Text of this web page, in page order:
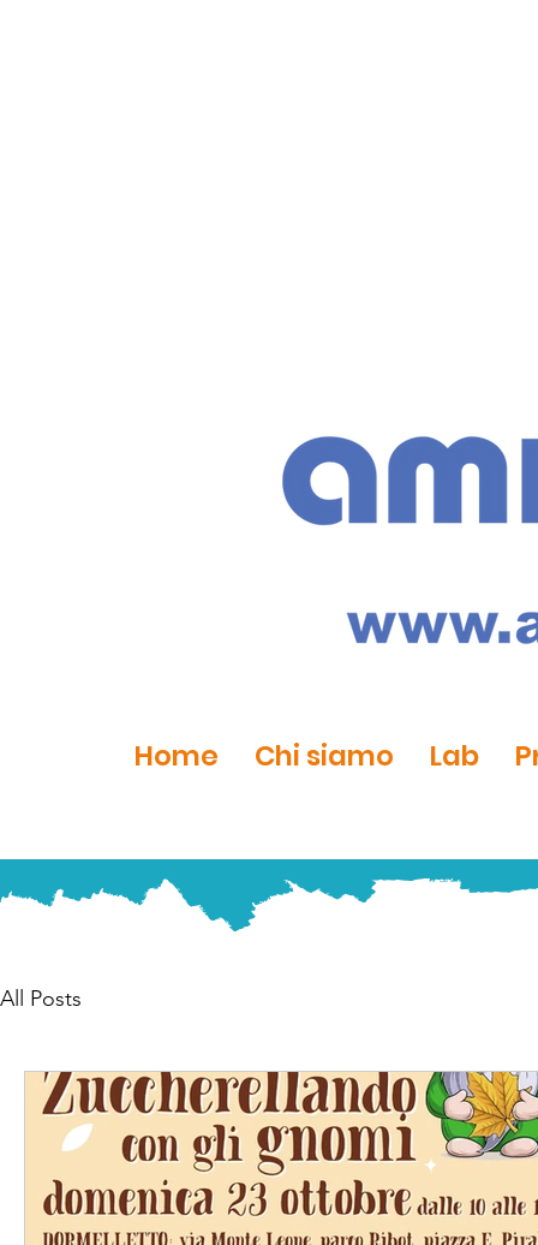
Home Chi siamo Lab
All Posts